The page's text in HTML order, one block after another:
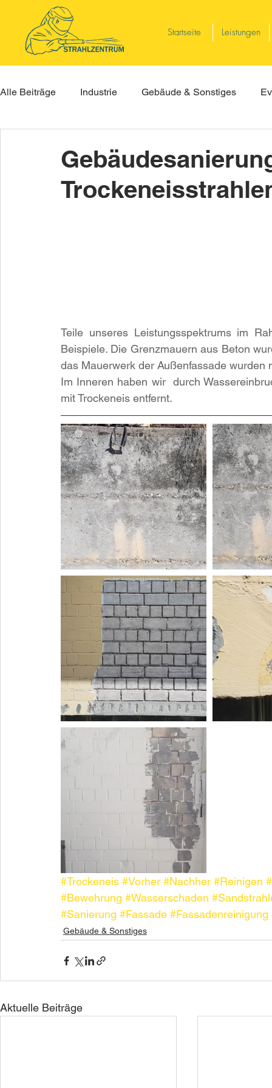
Startseite Leistungen
Alle Beiträge Industrie Gebäude & Sonstiges
Teile unseres Leistungsspektrums im
Beispiele. Die Grenzmauern aus Beton
das Mauerwerk der Außenfassade
Im Inneren haben wir  durch
mit Trockeneis entfernt.
#Trockeneis #Vorher #Nachher #Reinigen
#Bewehrung #Wasserschaden
#Sanierung #Fassade #Fassadenreinigung
Gebäude & Sonstiges
Aktuelle Beiträge